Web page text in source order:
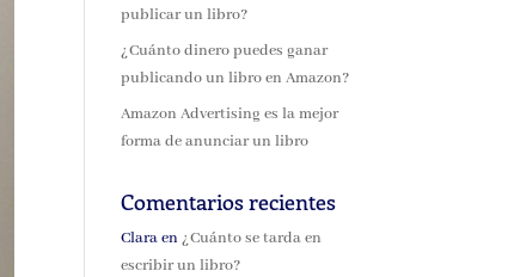
publicar un libro?
¿Cuánto dinero puedes ganar
publicando un libro en Amazon?
Amazon Advertising es la mejor
forma de anunciar un libro
Comentarios recientes
Claraen¿Cuánto se tarda en
escribir un libro?